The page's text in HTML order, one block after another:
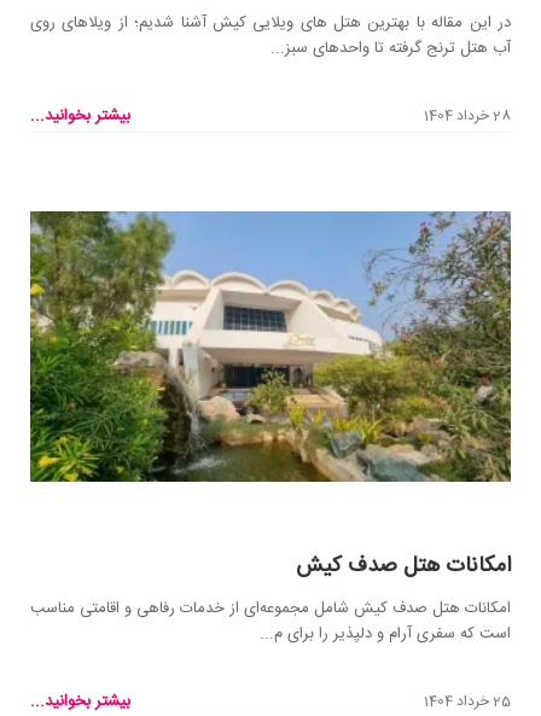
در این مقاله با بهترین هتل های ویلایی کیش آشنا شدیم؛ از ویلاهای روی
آب هتل ترنج گرفته تا واحدهای سبز...
28 خرداد 1404 بیشتر بخوانید...
امکانات هتل صدف کیش
امکانات هتل صدف کیش شامل مجموعه‌ای از خدمات رفاهی و اقامتی مناسب
است که سفری آرام و دلپذیر را برای م...
25 خرداد 1404 بیشتر بخوانید...